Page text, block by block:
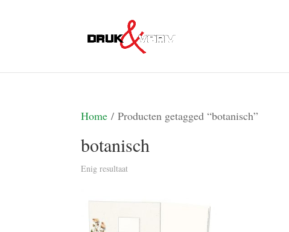
Home / Producten getagged “botanisch”
botanisch
Enig resultaat